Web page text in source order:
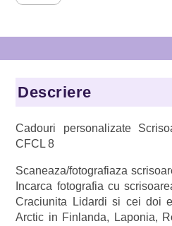
pentru
Lidardi
CFCL
Descriere
Cadouri personalizate
CFCL 8
Scaneaza/fotografiaza
Incarca fotografia cu
Craciunita Lidardi si cei doi
Arctic in Finlanda, Laponia,